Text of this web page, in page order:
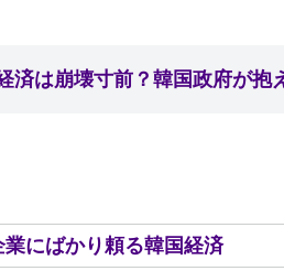
済は崩壊寸前？韓国政府が抱
業にばかり頼る韓国経済